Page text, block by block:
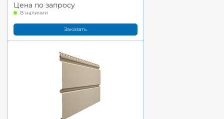
Цена по запросу
В наличии
Заказать